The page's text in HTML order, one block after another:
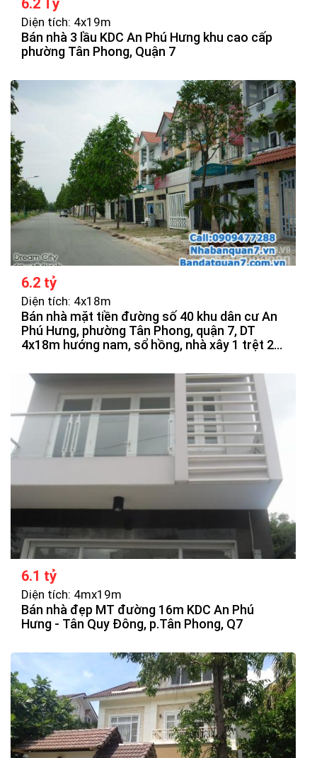
6.2 Tỷ
Diện tích: 4x19m
Bán nhà 3 lầu KDC An Phú Hưng khu cao cấp
phường Tân Phong, Quận 7
6.2 tỷ
Diện tích: 4x18m
Bán nhà mặt tiền đường số 40 khu dân cư An
Phú Hưng, phường Tân Phong, quận 7, DT
4x18m hướng nam, sổ hồng, nhà xây 1 trệt 2
sông, giá bán 6tỷ2 thương lượng.
6.1 tỷ
Diện tích: 4mx19m
Bán nhà đẹp MT đường 16m KDC An Phú
Hưng - Tân Quy Đông, p.Tân Phong, Q7